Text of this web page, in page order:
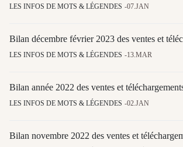
LES INFOS DE MOTS & LÉGENDES 07.JAN
Bilan décembre février 2023 des ventes et
LES INFOS DE MOTS & LÉGENDES 13.MAR
Bilan année 2022 des ventes et
LES INFOS DE MOTS & LÉGENDES 02.JAN
Bilan novembre 2022 des ventes et